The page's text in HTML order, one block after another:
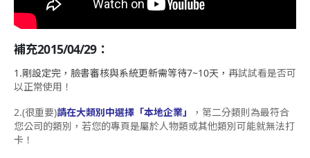
補充2015/04/29：
1.剛設定完，臉書審核與系統更新需等待7~10天， 再試試看是否可
以正常使用！
2.(很重要)請在大類別中選擇「本地企業」
，第二分類則為最符合
您公司的類別，若您的專頁是屬於人物類或其他類別可能就無法打
卡！